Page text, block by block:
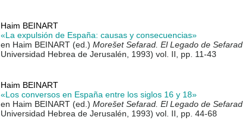
Haim BEINART
«La expulsión de España: causas y consecuencias»
en Haim BEINART (ed.) Morešet Sefarad. El Legado de Sefarad
Universidad Hebrea de Jerusalén, 1993) vol. II, pp. 11-43
Haim BEINART
«Los conversos en España entre los siglos 16 y 18»
en Haim BEINART (ed.) Morešet Sefarad. El Legado de Sefarad
Universidad Hebrea de Jerusalén, 1993) vol. II, pp. 44-68